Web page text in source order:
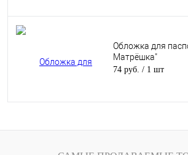
Обложка для
Матрёшка"
74 руб. / 1 шт